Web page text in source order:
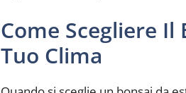
Come Scegliere Il
Tuo Clima